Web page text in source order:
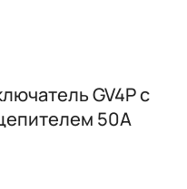
GV4P с
50A